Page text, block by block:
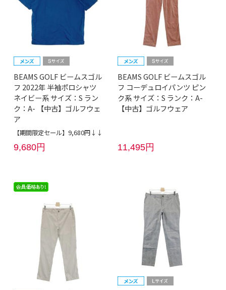
BEAMS GOLF ビームスゴル
フ 2022年 半袖ポロシャツ
ネイビー系 サイズ：S ラン
ク：A- 【中古】ゴルフウェ
ア
【期間限定セール】9,680円↓↓
9,680円
BEAMS GOLF ビームスゴル
フ コーデュロイパンツ ピン
ク系 サイズ：S ランク：A-
【中古】ゴルフウェア
11,495円